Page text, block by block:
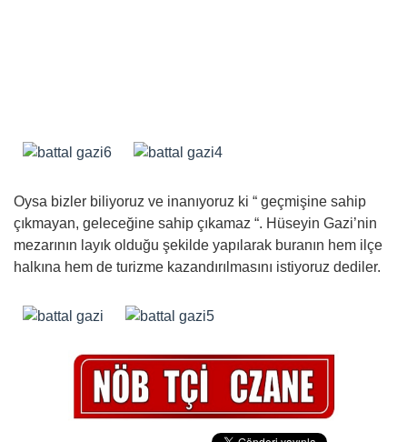
Oysa bizler biliyoruz ve inanıyoruz ki “ geçmişine sahip
çıkmayan, geleceğine sahip çıkamaz “. Hüseyin Gazi’nin
mezarının layık olduğu şekilde yapılarak buranın hem ilçe
halkına hem de turizme kazandırılmasını istiyoruz dediler.